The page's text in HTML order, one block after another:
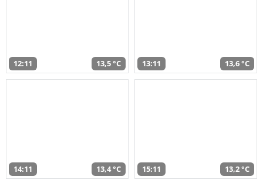
12:11 13,5 °C 13:11 13,6 °C
14:11 13,4 °C 15:11 13,2 °C